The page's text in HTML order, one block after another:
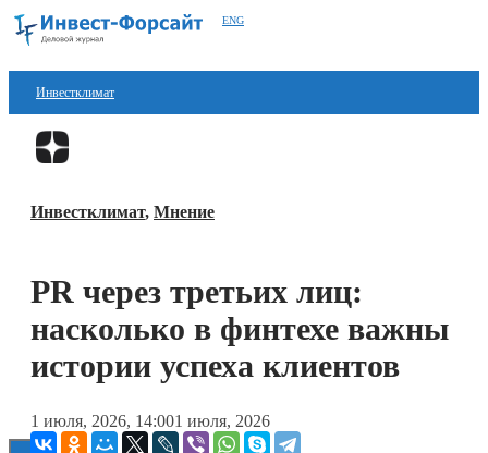
ENG
Инвестклимат
Финансы
Блокчейн
Инвестклимат, Мнение
PR через третьих лиц:
насколько в финтехе важны
истории успеха клиентов
1 июля, 2026, 14:001 июля, 2026